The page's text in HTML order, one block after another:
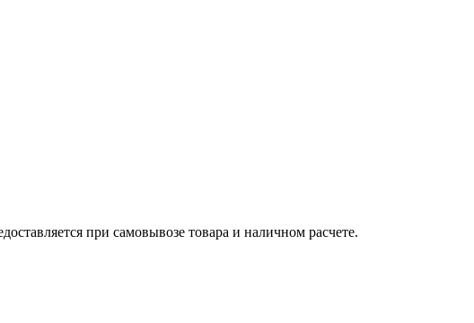
при самовывозе товара и наличном расчете.